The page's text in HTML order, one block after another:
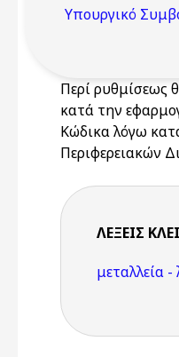
Υπουργικό
Περί
κατά την
Κώδικα λόγω
Περιφερειακών
ΛΈΞΕΙΣ
μεταλλεία -